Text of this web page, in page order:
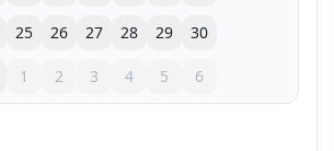
25 26 27 28 29 30
1 2 3 4 5 6